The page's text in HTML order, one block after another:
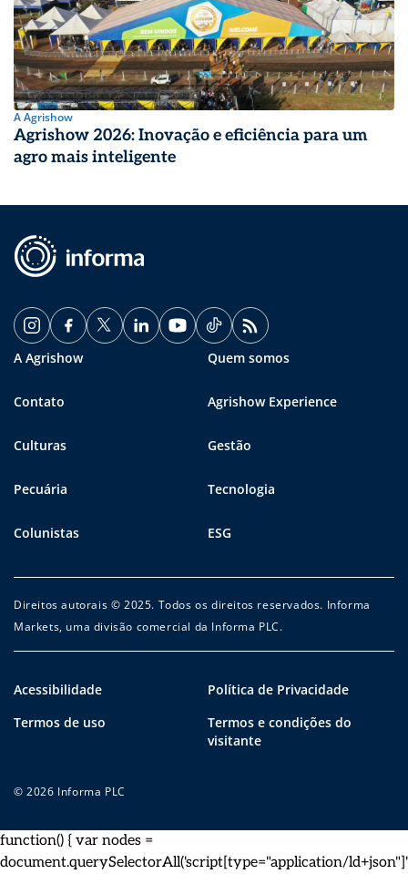
A Agrishow
Agrishow 2026: Inovação e eficiência para um
agro mais inteligente
A Agrishow Quem somos
Contato Agrishow Experience
Culturas Gestão
Pecuária Tecnologia
Colunistas ESG
Direitos autorais © 2025. Todos os direitos reservados. Informa
Markets, uma divisão comercial da Informa PLC.
Acessibilidade
Política de Privacidade
Termos de uso
Termos e condições do
visitante
© 2026 Informa PLC
function() { var nodes =
document.querySelectorAll('script[type="application/